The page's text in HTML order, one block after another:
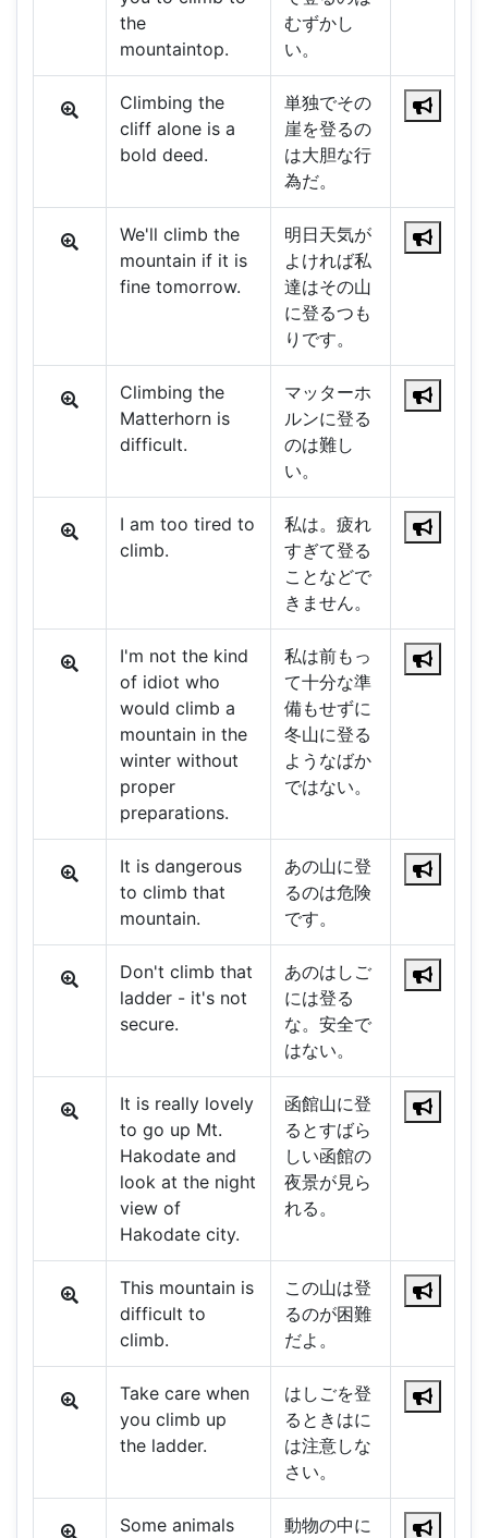
the
mountaintop.
むずかし
い。
Climbing the
cliff alone is a
bold deed.
単独でその
崖を登るの
は大胆な行
為だ。
We'll climb the
mountain if it is
fine tomorrow.
明日天気が
よければ私
達はその山
に登るつも
りです。
Climbing the
Matterhorn is
difficult.
マッターホ
ルンに登る
のは難し
い。
I am too tired to
climb.
私は。疲れ
すぎて登る
ことなどで
きません。
I'm not the kind
of idiot who
would climb a
mountain in the
winter without
proper
preparations.
私は前もっ
て十分な準
備もせずに
冬山に登る
ようなばか
ではない。
It is dangerous
to climb that
mountain.
あの山に登
るのは危険
です。
Don't climb that
ladder - it's not
secure.
あのはしご
には登る
な。安全で
はない。
It is really lovely
to go up Mt.
Hakodate and
look at the night
view of
Hakodate city.
函館山に登
るとすばら
しい函館の
夜景が見ら
れる。
This mountain is
difficult to
climb.
この山は登
るのが困難
だよ。
Take care when
you climb up
the ladder.
はしごを登
るときはに
は注意しな
さい。
Some animals
動物の中に